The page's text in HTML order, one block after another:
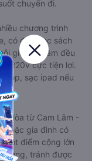
chuyến đi.
chương trình
có đèn đọc sách
giường nằm đều
220v cực tiện lợi.
sạc ipad nếu
Hòa từ Cam Lâm -
hoặc gia đình có
điểm cộng lớn
tránh được